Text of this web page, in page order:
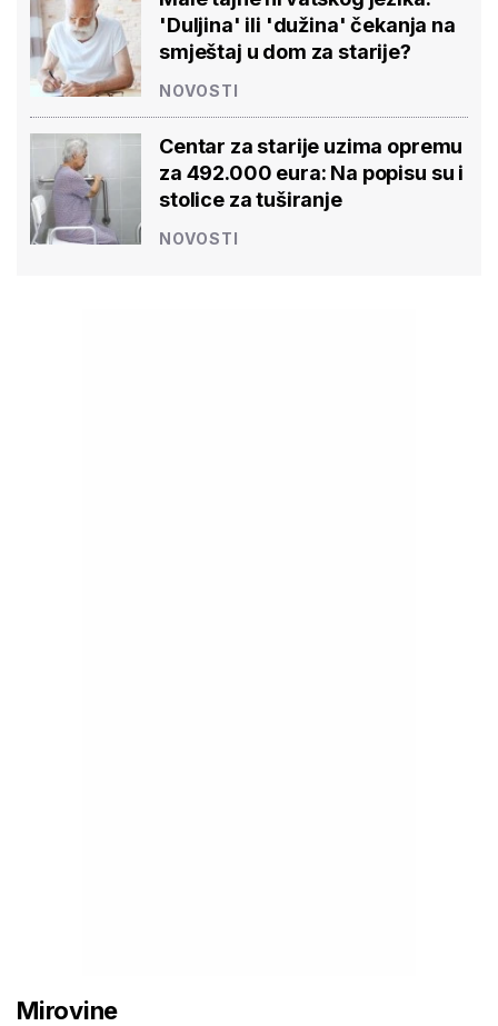
'Duljina' ili 'dužina' čekanja na
smještaj u dom za starije?
NOVOSTI
Centar za starije uzima opremu
za 492.000 eura: Na popisu su i
stolice za tuširanje
NOVOSTI
Mirovine